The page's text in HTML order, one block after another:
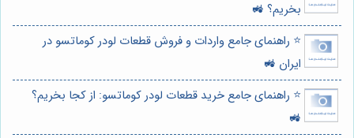
بخریم؟ 🚜
⭐️ راهنمای جامع واردات و فروش قطعات لودر کوماتسو در
ایران 🚜
⭐️ راهنمای جامع خرید قطعات لودر کوماتسو: از کجا بخریم؟
🚜